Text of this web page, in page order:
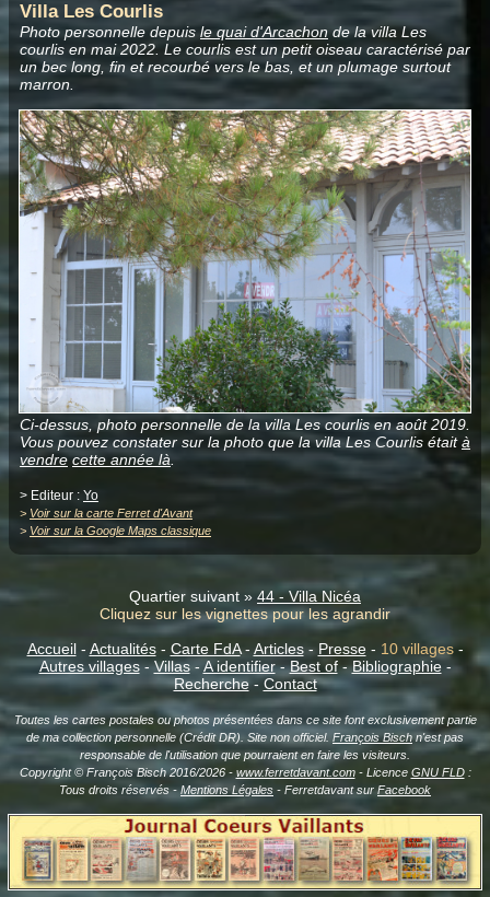
Villa Les Courlis
Photo personnelle depuis le quai d'Arcachonde la villa Les
courlis en mai 2022. Le courlis est un petit oiseau caractérisé par
un bec long, fin et recourbé vers le bas, et un plumage surtout
marron.
Ci-dessus, photo personnelle de la villa Les courlis en août 2019.
Vous pouvez constater sur la photo que la villa Les Courlis étaità
vendre cette année là
> Editeur : Yo
> Voir sur la carte Ferret d'Avant
> Voir sur la Google Maps classique
Quartier suivant » 44 - Villa Nicéa
Cliquez sur les vignettes pour les agrandir
Accueil- Actualités- Carte FdA- Articles- Presse- 10 villages-
Autres villages-Villas- A identifier-Best of-Bibliographie-
Recherche-Contact
Toutes les cartes postales ou photos présentées dans ce site font exclusivement partie
de ma collection personnelle (Crédit DR). Site non officiel. François Bischn'est pas
responsable de l'utilisation que pourraient en faire les visiteurs.
Copyright © François Bisch 2016/2026 - www.ferretdavant.com- Licence GNU FLD:
Tous droits réservés -Mentions Légales - Ferretdavant surFacebook